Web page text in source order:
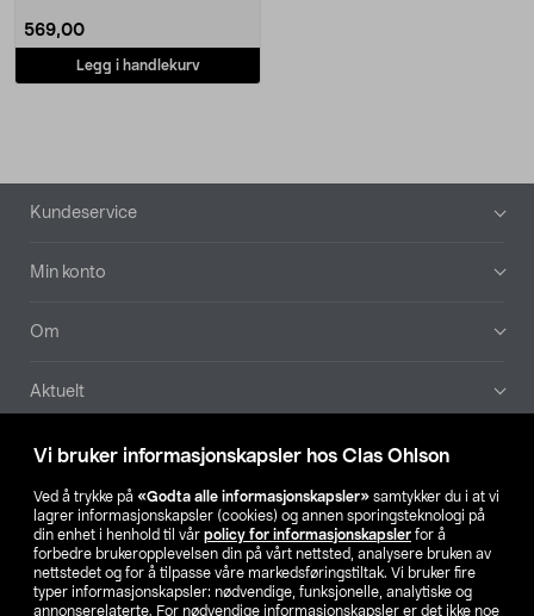
Vi bruker informasjonskapsler hos Clas Ohlson
Ved å trykke på «Godta alle informasjonskapsler» samtykker du i at vi
lagrer informasjonskapsler (cookies) og annen sporingsteknologi på
din enhet i henhold til vår policy for informasjonskapsler for å
forbedre brukeropplevelsen din på vårt nettsted, analysere bruken av
nettstedet og for å tilpasse våre markedsføringstiltak. Vi bruker fire
typer informasjonskapsler: nødvendige, funksjonelle, analytiske og
annonserelaterte. For nødvendige informasjonskapsler er det ikke noe
569,00
Legg i handlekurv
Bunntekst
Kundeservice
Min konto
Om
Aktuelt
Våre selskaper
Finn din butikk
SE NO FI